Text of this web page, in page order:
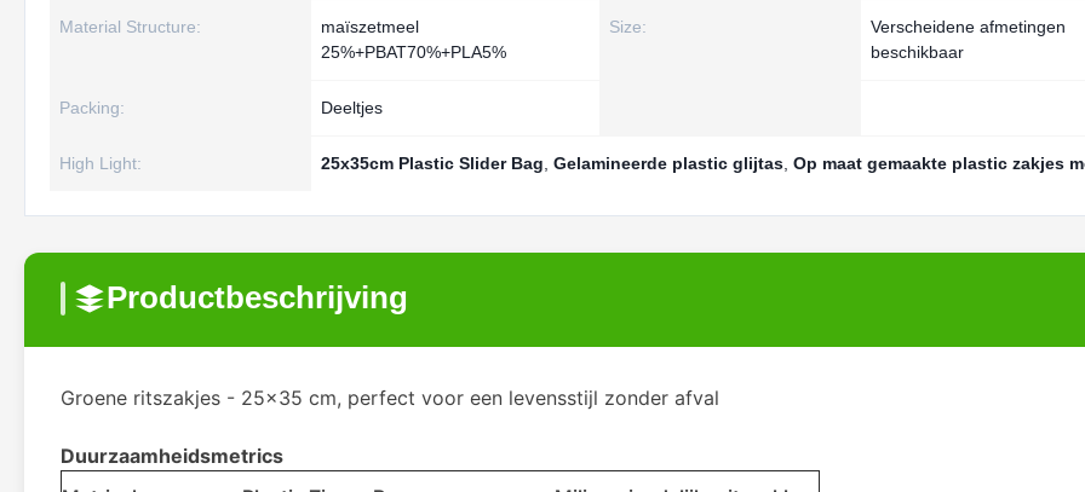
Material Structure:
maïszetmeel
25%+PBAT70%+PLA5%
Size:
Verscheidene afmetingen
beschikbaar
Packing: Deeltjes
High Light: 25x35cm Plastic Slider Bag Gelamineerde plastic glijtas Op maat gemaakte plastic zakjes
Productbeschrijving
Groene ritszakjes - 25x35 cm, perfect voor een levensstijl zonder afval
Duurzaamheidsmetrics